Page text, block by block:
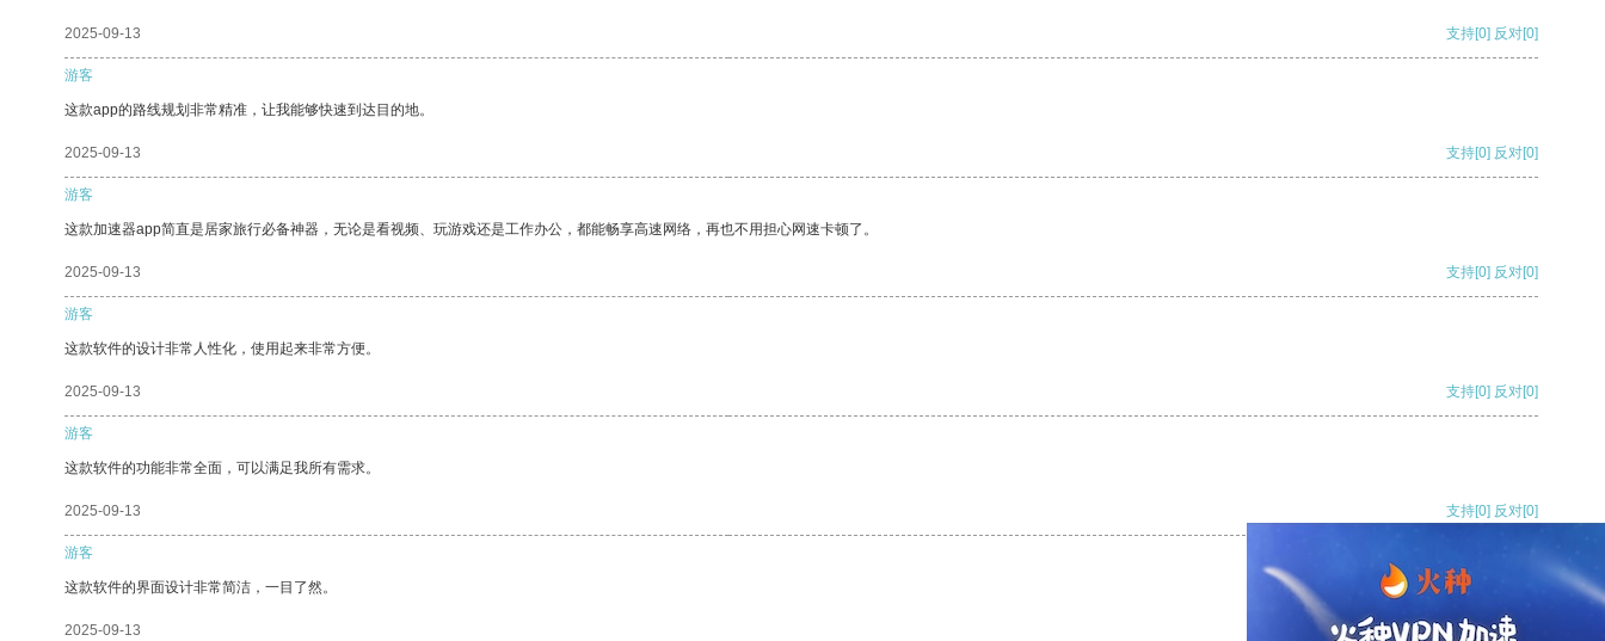
2025-09-13 支持[0] 反对[0]
游客
这款app的路线规划非常精准，让我能够快速到达目的地。
2025-09-13 支持[0] 反对[0]
游客
这款加速器app简直是居家旅行必备神器，无论是看视频、玩游戏还是工作办公，都能畅享高速网络，再也不用担心网速卡顿了。
2025-09-13 支持[0] 反对[0]
游客
这款软件的设计非常人性化，使用起来非常方便。
2025-09-13 支持[0] 反对[0]
游客
这款软件的功能非常全面，可以满足我所有需求。
2025-09-13 支持[0] 反对[0]
游客
这款软件的界面设计非常简洁，一目了然。
2025-09-13 支持[0] 反对